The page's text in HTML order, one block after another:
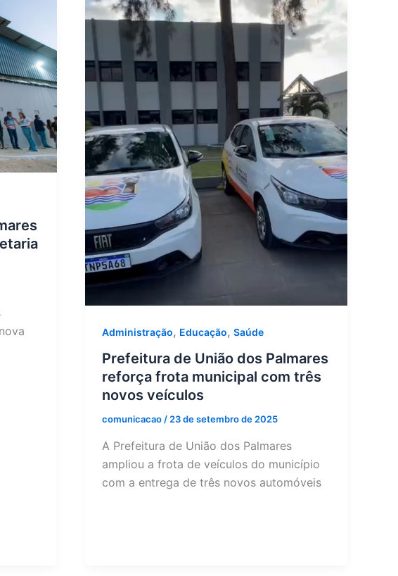
Administração, Educação, Saúde
Prefeitura de União dos Palmares
reforça frota municipal com três
novos veículos
comunicacao/23 de setembro de 2025
A Prefeitura de União dos Palmares
ampliou a frota de veículos do município
com a entrega de três novos automóveis